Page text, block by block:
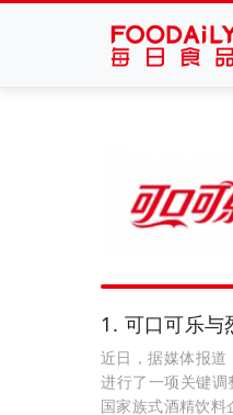
1. 可口可乐与
近日，据媒体报
进行了一项关键
国家族式酒精饮